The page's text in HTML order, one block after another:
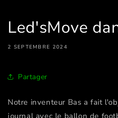
Led'sMove
2 SEPTEMBRE 2024
Partager
Notre inventeur Bas a fait